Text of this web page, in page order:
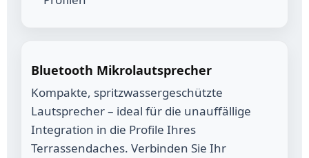
Bluetooth Mikrolautsprecher
Kompakte, spritzwassergeschützte
Lautsprecher – ideal für die unauffällige
Integration in die Profile Ihres
Terrassendaches. Verbinden Sie Ihr